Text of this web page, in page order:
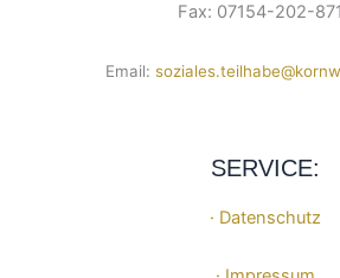
Fax: 07154-202-
Email:
SERVICE:
· Datenschutz